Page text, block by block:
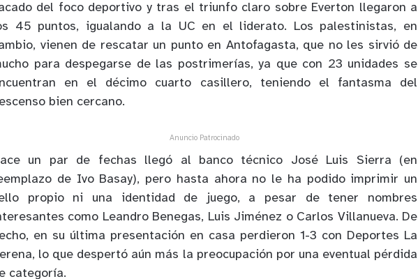
del foco deportivo y tras el triunfo claro sobre Everton llegaron a
45 puntos, igualando a la UC en el liderato. Los palestinistas, en
vienen de rescatar un punto en Antofagasta, que no les sirvió de
para despegarse de las postrimerías, ya que con 23 unidades se
en el décimo cuarto casillero, teniendo el fantasma del
bien cercano.
Anuncio Patrocinado
un par de fechas llegó al banco técnico José Luis Sierra (en
de Ivo Basay), pero hasta ahora no le ha podido imprimir un
propio ni una identidad de juego, a pesar de tener nombres
como Leandro Benegas, Luis Jiménez o Carlos Villanueva. De
en su última presentación en casa perdieron 1-3 con Deportes La
lo que despertó aún más la preocupación por una eventual pérdida
categoría.